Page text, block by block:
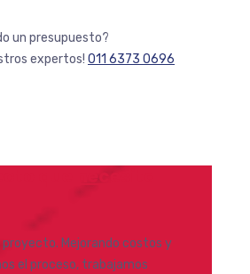
un presupuesto?
expertos! 011 6373 0696
que necesita
Mejorando costos y
el proceso, trabajamos